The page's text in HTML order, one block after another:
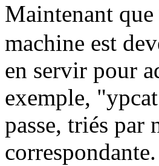
Maintenant que
machine est
en servir pour
exemple,
passe, triés par
correspondante.